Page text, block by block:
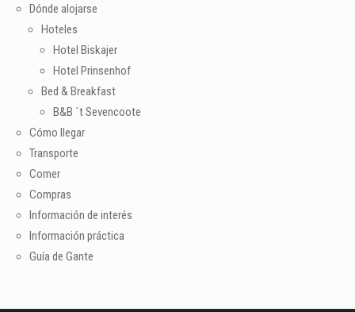
Dónde alojarse
Hoteles
Hotel Biskajer
Hotel Prinsenhof
Bed & Breakfast
B&B ´t Sevencoote
Cómo llegar
Transporte
Comer
Compras
Información de interés
Información práctica
Guía de Gante